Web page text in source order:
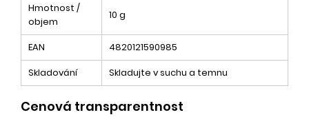
Hmotnost /
objem
10 g
EAN
4820121590985
Skladování
Skladujte v suchu a temnu
Cenová transparentnost